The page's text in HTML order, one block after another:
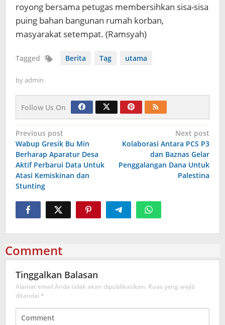
royong bersama petugas membersihkan sisa-sisa
puing bahan bangunan rumah korban,
masyarakat setempat. (Ramsyah)
Tagged Berita Tag utama
byadmin
Follow Us On
Navigasi
pos
Previous post
Wabup Gresik Bu Min
Berharap Aparatur Desa
Aktif Perbarui Data Untuk
Atasi Kemiskinan dan
Stunting
Next post
Kolaborasi Antara PCS P3
dan Baznas Gelar
Penggalangan Dana Untuk
Palestina
Comment
Tinggalkan Balasan
Alamat email Anda tidak akan dipublikasikan. Ruas yang wajib
ditandai *